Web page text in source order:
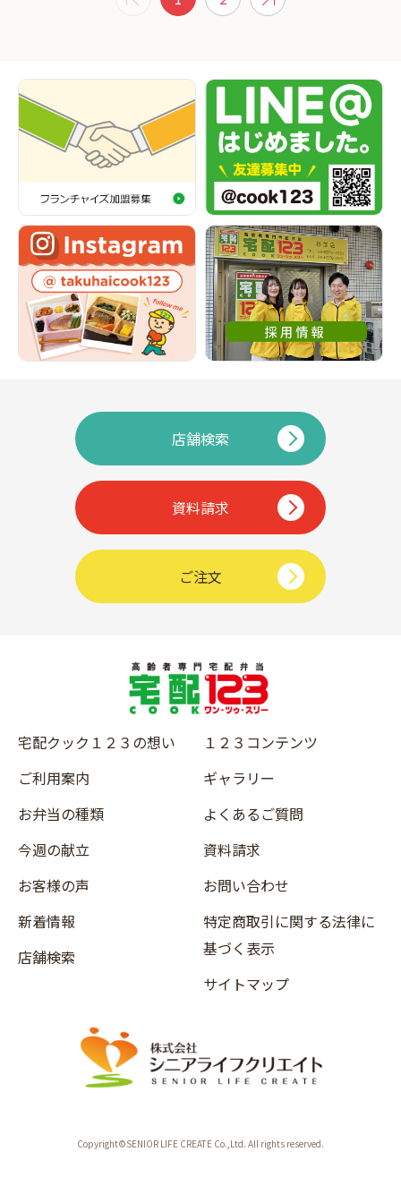
店舗検索
資料請求
ご注文
宅配クック１２３の想い
ご利用案内
お弁当の種類
今週の献立
お客様の声
新着情報
店舗検索
１２３コンテンツ
ギャラリー
よくあるご質問
資料請求
お問い合わせ
特定商取引に関する法律に
基づく表示
サイトマップ
Copyright©SENIOR LIFE CREATE Co.,Ltd. All rights reserved.